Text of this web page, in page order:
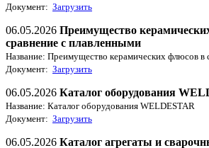
Документ: Загрузить
06.05.2026 Преимущество
сравнение с плавленными
Название: Преимущество керамических флюсов в
Документ: Загрузить
06.05.2026 Каталог оборудования
Название: Каталог оборудования WELDESTAR
Документ: Загрузить
06.05.2026 Каталог агрегаты и